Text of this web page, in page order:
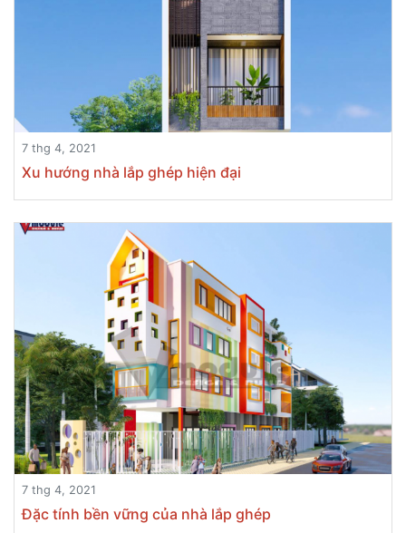
7 thg 4, 2021
Xu hướng nhà lắp ghép hiện đại
7 thg 4, 2021
Đặc tính bền vững của nhà lắp ghép